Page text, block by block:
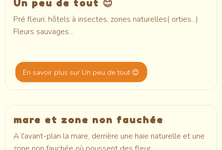
Un peu de tout 😊
Pré fleuri, hôtels à insectes, zones naturelles( orties...)
Fleurs sauvages...
En savoir plussur Un peu de tout 😊
mare et zone non fauchée
A l'avant-plan la mare, derrière une haie naturelle et une